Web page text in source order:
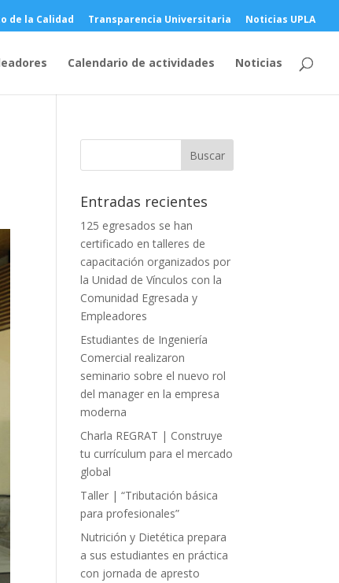
de la Calidad Transparencia Universitaria Noticias UPLA
Calendario de actividades Noticias
Entradas recientes
125 egresados se han
certificado en talleres de
capacitación organizados por
la Unidad de Vínculos con la
Comunidad Egresada y
Empleadores
Estudiantes de Ingeniería
Comercial realizaron
seminario sobre el nuevo rol
del manager en la empresa
moderna
Charla REGRAT | Construye
tu currículum para el mercado
global
Taller | “Tributación básica
para profesionales”
Nutrición y Dietética prepara
a sus estudiantes en práctica
con jornada de apresto